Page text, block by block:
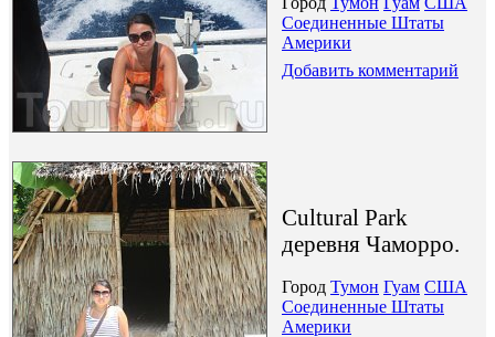
Соединенные Штаты
Америки
Добавить комментарий
Сultural Park
деревня Чаморро.
Город Тумон Гуам США
Соединенные Штаты
Америки